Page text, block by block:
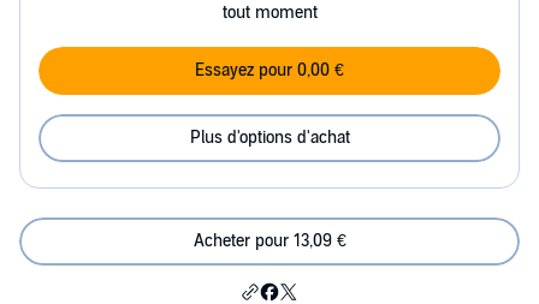
tout moment
Essayez pour 0,00 €
Plus d'options d'achat
Acheter pour 13,09 €